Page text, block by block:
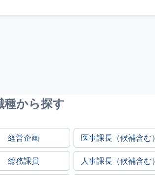
種から探す
経営企画 医事課長（候補含む）
総務課員 人事課長（候補含む）